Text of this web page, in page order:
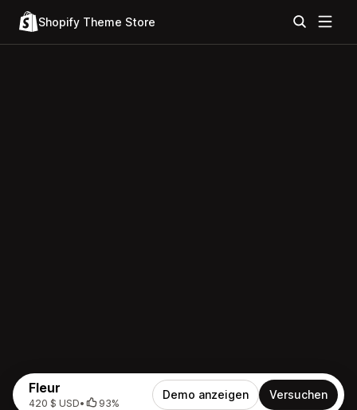
Shopify Theme Store
Fleur
420 $ USD• 93%
Demo anzeigen Versuchen